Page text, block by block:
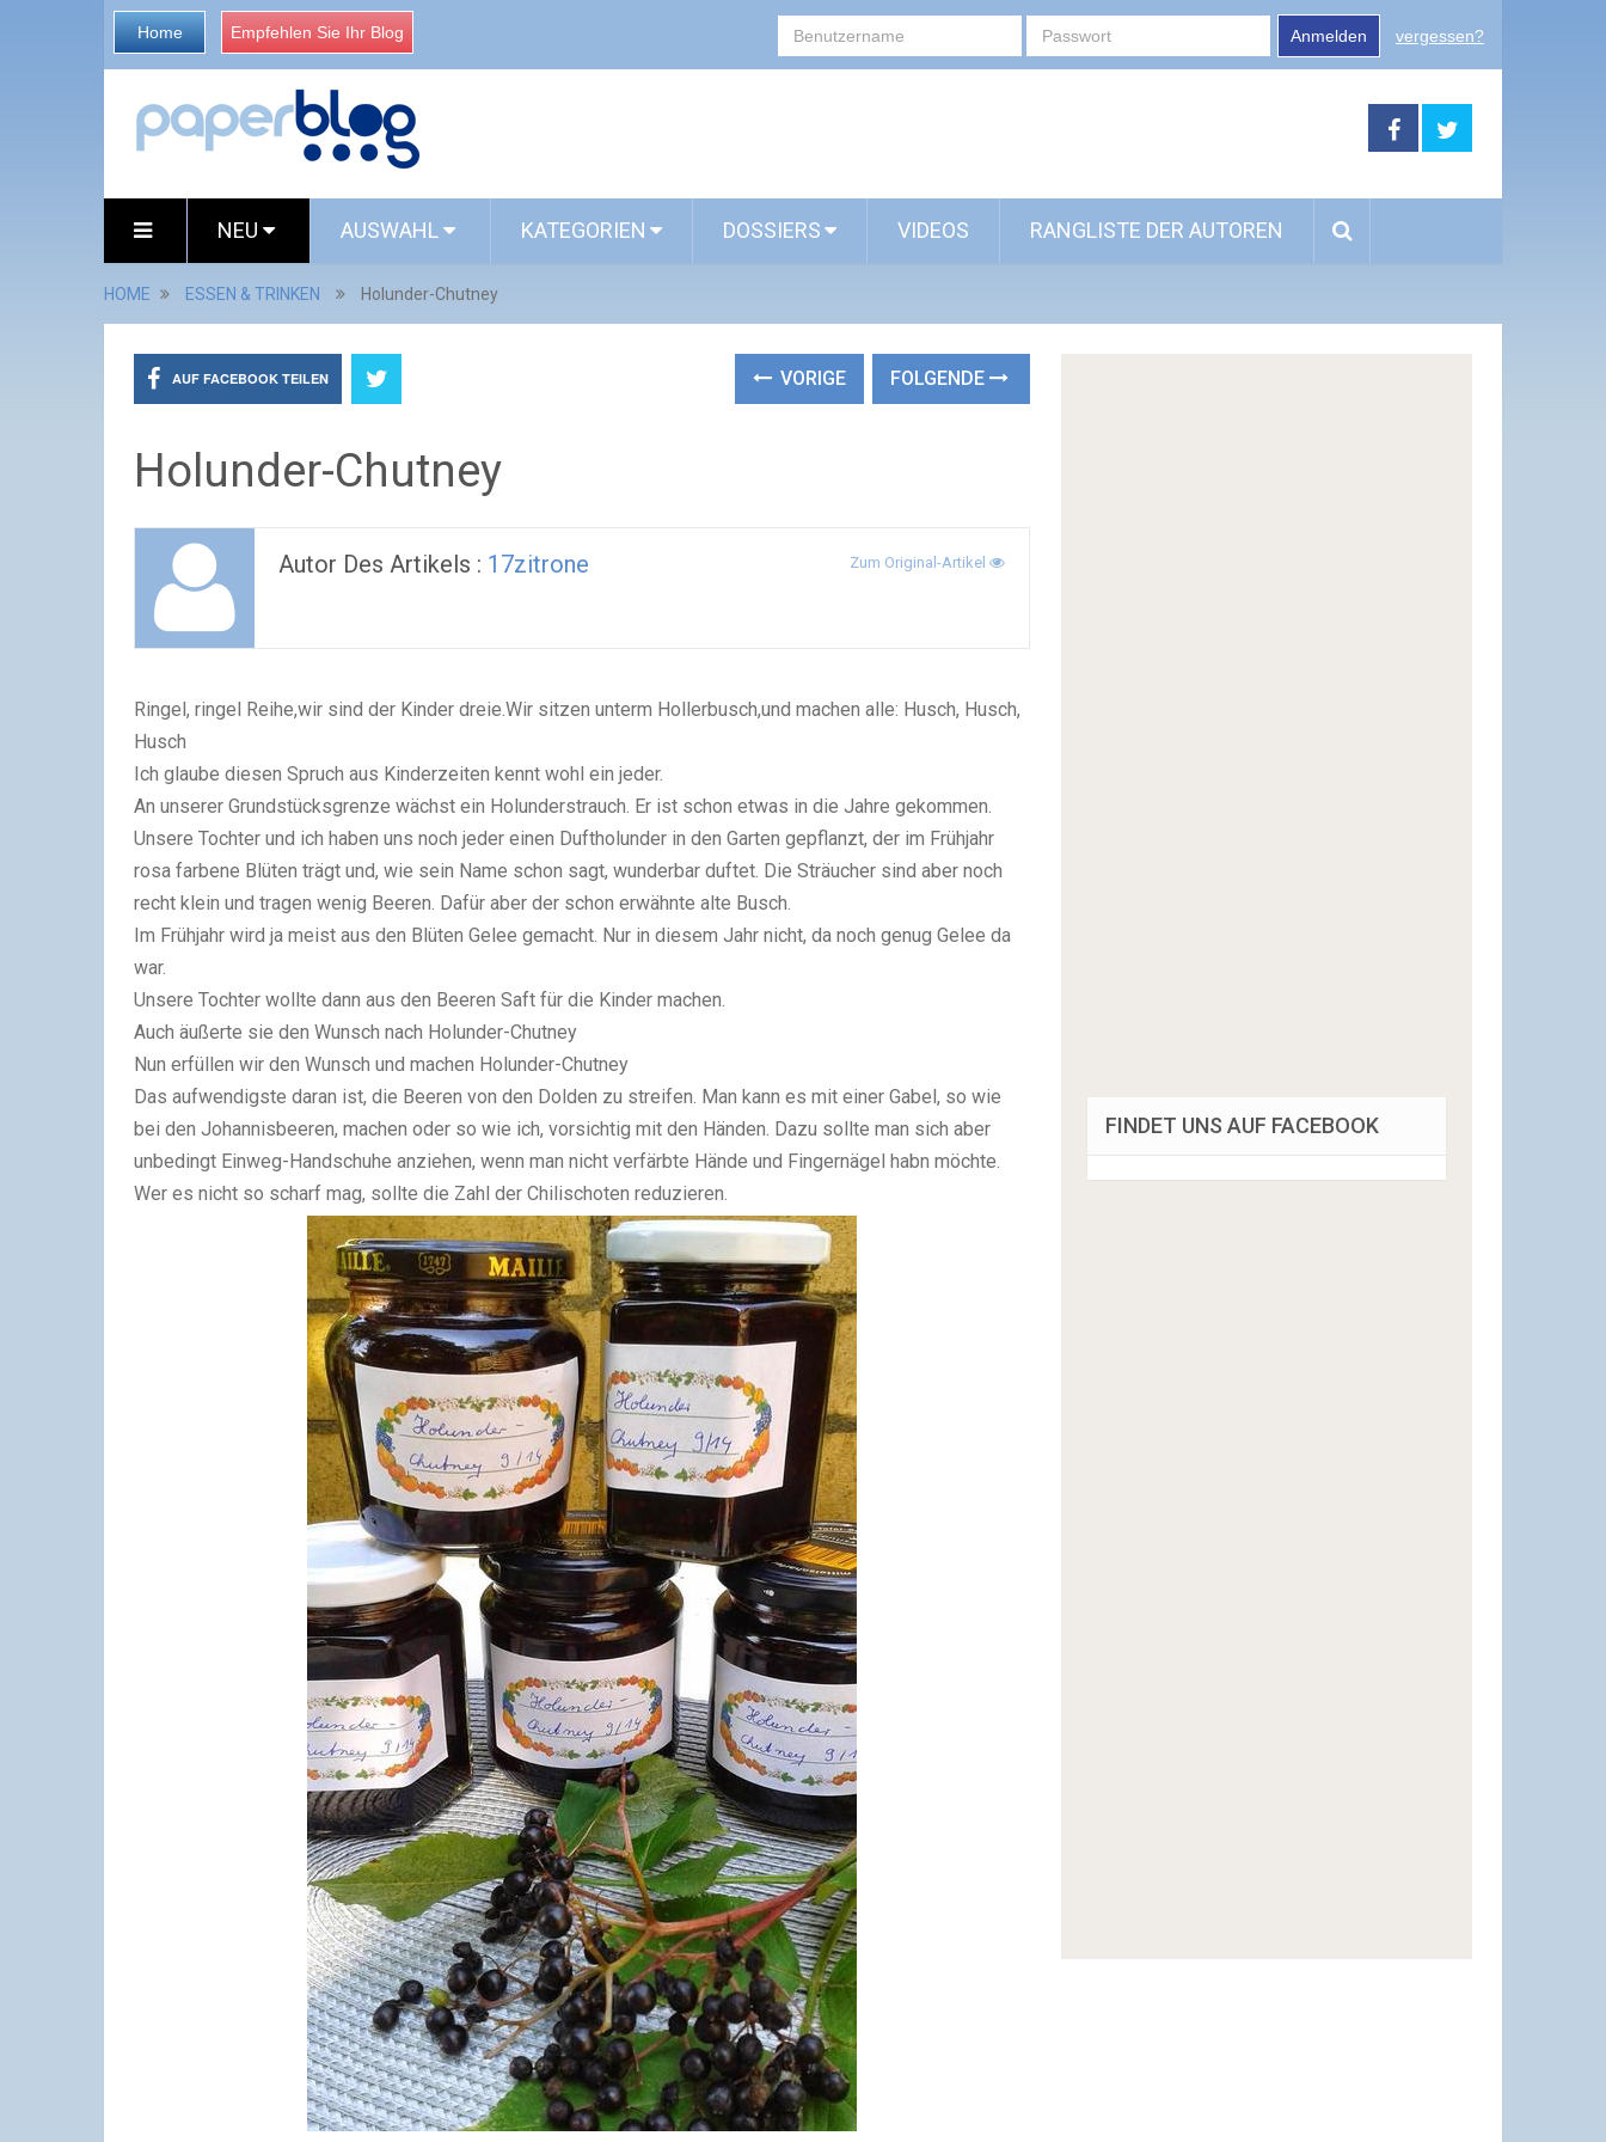
Home Empfehlen Sie Ihr Blog Anmelden vergessen?
NEU AUSWAHL KATEGORIEN DOSSIERS VIDEOS RANGLISTE DER AUTOREN
HOME ESSEN & TRINKEN Holunder-Chutney
AUF FACEBOOK TEILEN VORIGE FOLGENDE
Holunder-Chutney
Autor Des Artikels : 17zitrone Zum Original-Artikel
Ringel, ringel Reihe,wir sind der Kinder dreie.Wir sitzen unterm Hollerbusch,und machen alle: Husch, Husch,
Husch
Ich glaube diesen Spruch aus Kinderzeiten kennt wohl ein jeder.
An unserer Grundstücksgrenze wächst ein Holunderstrauch. Er ist schon etwas in die Jahre gekommen.
Unsere Tochter und ich haben uns noch jeder einen Duftholunder in den Garten gepflanzt, der im Frühjahr
rosa farbene Blüten trägt und, wie sein Name schon sagt, wunderbar duftet. Die Sträucher sind aber noch
recht klein und tragen wenig Beeren. Dafür aber der schon erwähnte alte Busch.
Im Frühjahr wird ja meist aus den Blüten Gelee gemacht. Nur in diesem Jahr nicht, da noch genug Gelee da
war.
Unsere Tochter wollte dann aus den Beeren Saft für die Kinder machen.
Auch äußerte sie den Wunsch nach Holunder-Chutney
Nun erfüllen wir den Wunsch und machen Holunder-Chutney
Das aufwendigste daran ist, die Beeren von den Dolden zu streifen. Man kann es mit einer Gabel, so wie
bei den Johannisbeeren, machen oder so wie ich, vorsichtig mit den Händen. Dazu sollte man sich aber
unbedingt Einweg-Handschuhe anziehen, wenn man nicht verfärbte Hände und Fingernägel habn möchte.
Wer es nicht so scharf mag, sollte die Zahl der Chilischoten reduzieren.
FINDET UNS AUF FACEBOOK